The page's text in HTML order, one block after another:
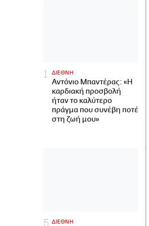
ΔΙΕΘΝΗ
Αντόνιο Μπαντέρας: «Η
καρδιακή προσβολή
ήταν το καλύτερο
πράγμα που συνέβη ποτέ
στη ζωή μου»
ΔΙΕΘΝΗ